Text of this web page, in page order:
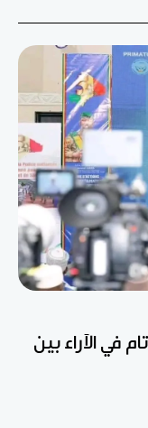
في الآراء بين